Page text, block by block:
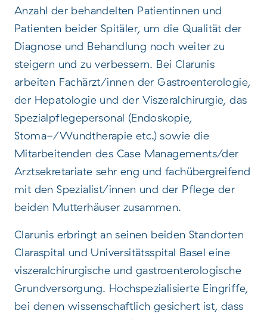
Anzahl der behandelten Patientinnen und
Patienten beider Spitäler, um die Qualität der
Diagnose und Behandlung noch weiter zu
steigern und zu verbessern. Bei Clarunis
arbeiten Fachärzt/innen der Gastroenterologie,
der Hepatologie und der Viszeralchirurgie, das
Spezialpflegepersonal (Endoskopie,
Stoma-/Wundtherapie etc.) sowie die
Mitarbeitenden des Case Managements/der
Arztsekretariate sehr eng und fachübergreifend
mit den Spezialist/innen und der Pflege der
beiden Mutterhäuser zusammen.
Clarunis erbringt an seinen beiden Standorten
Claraspital und Universitätsspital Basel eine
viszeralchirurgische und gastroenterologische
Grundversorgung. Hochspezialisierte Eingriffe,
bei denen wissenschaftlich gesichert ist, dass